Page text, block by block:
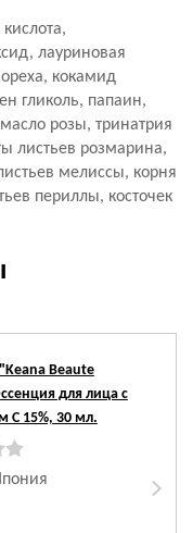
лауриновая
кокамид
гликоль, папаин,
розы, тринатрия
листьев розмарина,
мелиссы, корня
периллы, косточек
"Keana Beaute
для лица с
С 15%, 30 мл.